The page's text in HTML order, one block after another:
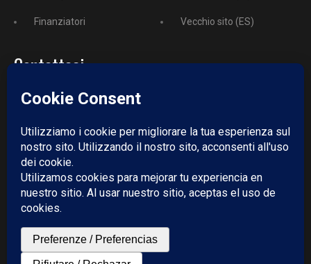
Finanziatori Vecchio sito (ES)
Contattaci
Telefono:+52 729 243 3743
Email:
redazione@puntodincontro.mx
PUNTODINCONTRO